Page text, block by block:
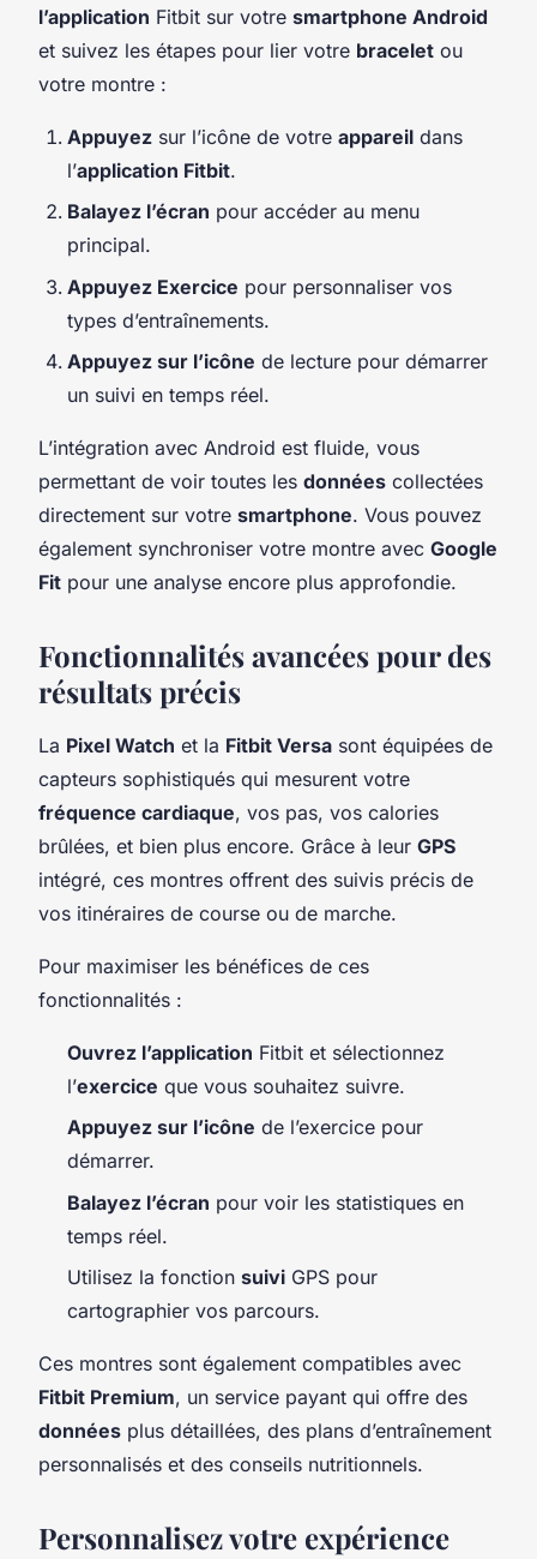
l’application Fitbit sur votre smartphone Android
et suivez les étapes pour lier votre bracelet ou
votre montre :
Appuyez sur l’icône de votre appareil dans
l’application Fitbit.
Balayez l’écran pour accéder au menu
principal.
Appuyez Exercice pour personnaliser vos
types d’entraînements.
Appuyez sur l’icône de lecture pour démarrer
un suivi en temps réel.
L’intégration avec Android est fluide, vous
permettant de voir toutes les données collectées
directement sur votre smartphone. Vous pouvez
également synchroniser votre montre avec Google
Fit pour une analyse encore plus approfondie.
Fonctionnalités avancées pour des
résultats précis
La Pixel Watch et la Fitbit Versa sont équipées de
capteurs sophistiqués qui mesurent votre
fréquence cardiaque, vos pas, vos calories
brûlées, et bien plus encore. Grâce à leur GPS
intégré, ces montres offrent des suivis précis de
vos itinéraires de course ou de marche.
Pour maximiser les bénéfices de ces
fonctionnalités :
Ouvrez l’application Fitbit et sélectionnez
l’exercice que vous souhaitez suivre.
Appuyez sur l’icône de l’exercice pour
démarrer.
Balayez l’écran pour voir les statistiques en
temps réel.
Utilisez la fonction suivi GPS pour
cartographier vos parcours.
Ces montres sont également compatibles avec
Fitbit Premium, un service payant qui offre des
données plus détaillées, des plans d’entraînement
personnalisés et des conseils nutritionnels.
Personnalisez votre expérience